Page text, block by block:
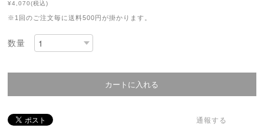
¥4,070(税込)
※1回のご注文毎に送料500円が掛かります。
数量
通報する